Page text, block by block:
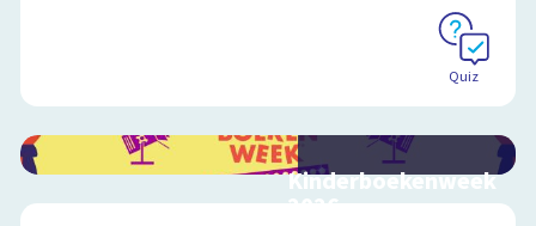
Quiz
Kinderboekenweek
2026